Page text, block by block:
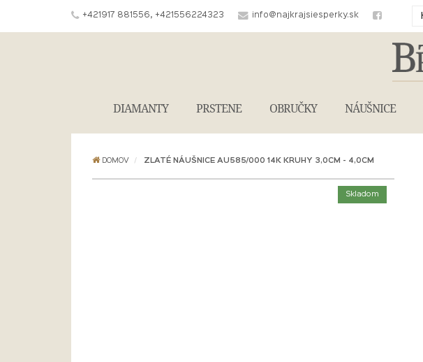
+421917 881556, +421556224323 info@najkrajsiesperky.sk
DIAMANTY PRSTENE OBRUČKY NÁUŠNICE
DOMOV ZLATÉ NÁUŠNICE AU585/000 14K KRUHY 3,0CM - 4,0CM
Skladom